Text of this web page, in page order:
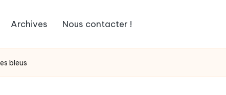
Archives Nous contacter !
bleus